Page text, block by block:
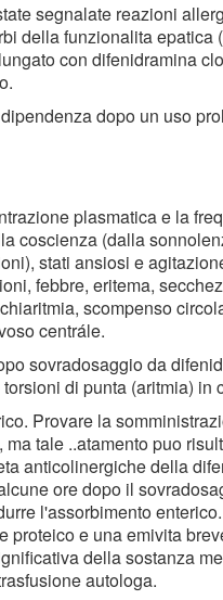
segnalate reazioni
della funzionalita epatica
con difenidramina
dopo un uso
plasmatica e la
coscienza (dalla
stati ansiosi e
febbre, eritema,
scompenso
centrále.
sovradosaggio da
di punta (aritmia) in
Provare la
tale ..atamento puo
anticolinergiche della
ore dopo il
l'assorbimento
e una emivita
della sostanza
autologa.